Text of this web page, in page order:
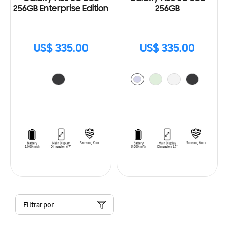
256GB Enterprise Edition
US$ 335.00
256GB
US$ 335.00
Filtrar por